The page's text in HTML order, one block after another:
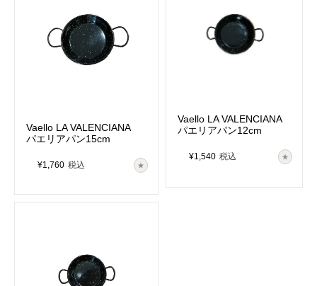
Vaello LA VALENCIANA
パエリアパン15cm
¥1,760 税込
Vaello LA VALENCIANA
パエリアパン12cm
¥1,540 税込